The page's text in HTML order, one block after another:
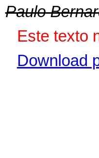
Paulo
Este texto
Download